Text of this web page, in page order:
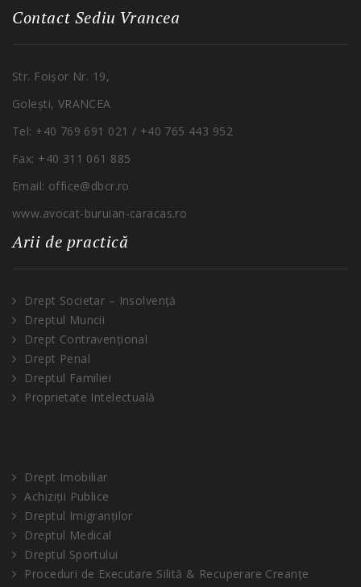
Contact Sediu Vrancea
Str. Foișor Nr. 19,
Golești, VRANCEA
Tel: +40 769 691 021 / +40 765 443 952
Fax: +40 311 061 885
Email: office@dbcr.ro
www.avocat-buruian-caracas.ro
Arii de practică
Drept Societar – Insolvență
Dreptul Muncii
Drept Contravențional
Drept Penal
Dreptul Familiei
Proprietate Intelectuală
Drept Imobiliar
Achiziții Publice
Dreptul Imigranților
Dreptul Medical
Dreptul Sportului
Proceduri de Executare Silită & Recuperare Creanțe